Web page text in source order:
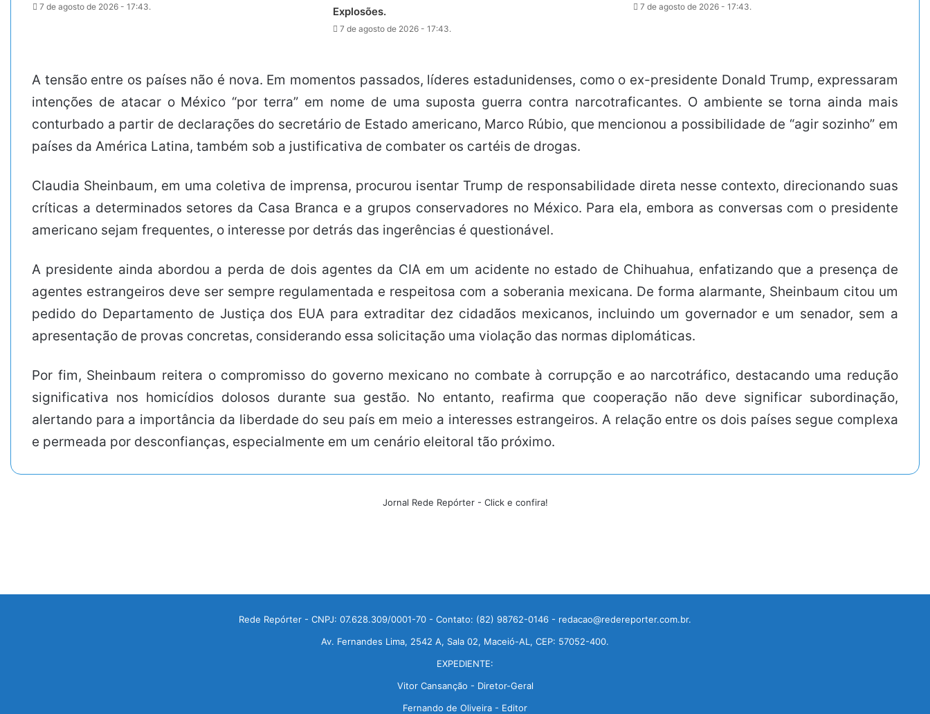
7 de agosto de 2026 - 17:43.
Explosões.
7 de agosto de 2026 - 17:43.
7 de agosto de 2026 - 17:43.
A tensão entre os países não é nova. Em momentos passados, líderes estadunidenses, como o ex-presidente Donald Trump, expressaram
intenções de atacar o México “por terra” em nome de uma suposta guerra contra narcotraficantes. O ambiente se torna ainda mais
conturbado a partir de declarações do secretário de Estado americano, Marco Rúbio, que mencionou a possibilidade de “agir sozinho” em
países da América Latina, também sob a justificativa de combater os cartéis de drogas.
Claudia Sheinbaum, em uma coletiva de imprensa, procurou isentar Trump de responsabilidade direta nesse contexto, direcionando suas
críticas a determinados setores da Casa Branca e a grupos conservadores no México. Para ela, embora as conversas com o presidente
americano sejam frequentes, o interesse por detrás das ingerências é questionável.
A presidente ainda abordou a perda de dois agentes da CIA em um acidente no estado de Chihuahua, enfatizando que a presença de
agentes estrangeiros deve ser sempre regulamentada e respeitosa com a soberania mexicana. De forma alarmante, Sheinbaum citou um
pedido do Departamento de Justiça dos EUA para extraditar dez cidadãos mexicanos, incluindo um governador e um senador, sem a
apresentação de provas concretas, considerando essa solicitação uma violação das normas diplomáticas.
Por fim, Sheinbaum reitera o compromisso do governo mexicano no combate à corrupção e ao narcotráfico, destacando uma redução
significativa nos homicídios dolosos durante sua gestão. No entanto, reafirma que cooperação não deve significar subordinação,
alertando para a importância da liberdade do seu país em meio a interesses estrangeiros. A relação entre os dois países segue complexa
e permeada por desconfianças, especialmente em um cenário eleitoral tão próximo.
Jornal Rede Repórter - Click e confira!
Rede Repórter - CNPJ: 07.628.309/0001-70 - Contato: (82) 98762-0146 - redacao@redereporter.com.br.
Av. Fernandes Lima, 2542 A, Sala 02, Maceió-AL, CEP: 57052-400.
EXPEDIENTE:
Vitor Cansanção - Diretor-Geral
Fernando de Oliveira - Editor